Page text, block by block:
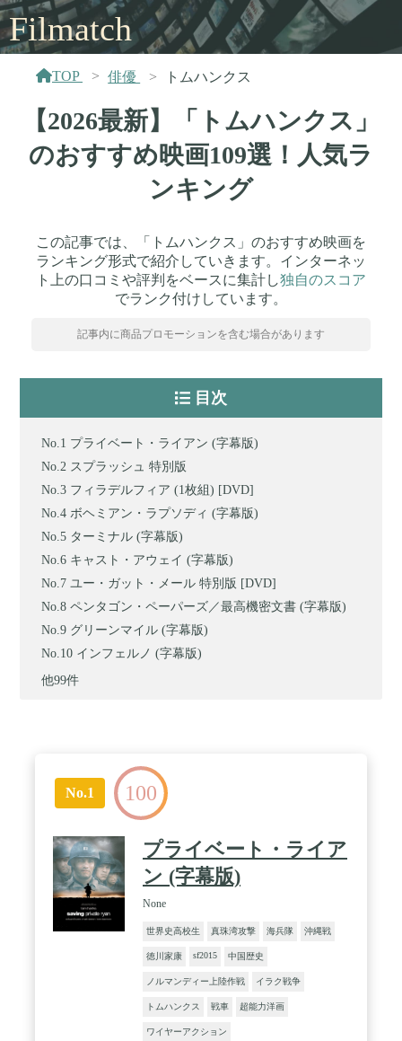
Filmatch
TOP 俳優 トムハンクス
【2026最新】「トムハンクス」
のおすすめ映画109選！人気ラ
ンキング
この記事では、「トムハンクス」のおすすめ映画を
ランキング形式で紹介していきます。インターネッ
ト上の口コミや評判をベースに集計し独自のスコア
でランク付けしています。
記事内に商品プロモーションを含む場合があります
目次
プライベート・ライアン (字幕版)
スプラッシュ 特別版
フィラデルフィア (1枚組) [DVD]
ボヘミアン・ラプソディ (字幕版)
ターミナル (字幕版)
キャスト・アウェイ (字幕版)
ユー・ガット・メール 特別版 [DVD]
ペンタゴン・ペーパーズ／最高機密文書 (字幕版)
グリーンマイル (字幕版)
インフェルノ (字幕版)
他99件
No.1 100
プライベート・ライア
ン (字幕版)
None
世界史高校生 真珠湾攻撃 海兵隊 沖縄戦
徳川家康 sf2015 中国歴史
ノルマンディー上陸作戦 イラク戦争
トムハンクス 戦車 超能力洋画
ワイヤーアクション